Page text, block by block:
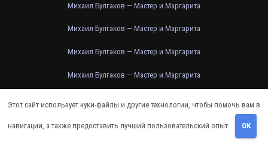
Михаил Булгаков — Мастер и Маргарита
Михаил Булгаков — Мастер и Маргарита
Михаил Булгаков — Мастер и Маргарита
Михаил Булгаков — Мастер и Маргарита
Михаил Булгаков — Мастер и Маргарита
Этот сайт использует куки-файлы и другие технологии, чтобы помочь вам в
навигации, а также предоставить лучший пользовательский опыт. OK